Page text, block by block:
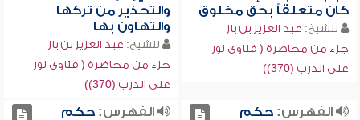
كان متعلقاً بحق مخلوق
للشيخ: عبد العزيز بن باز
جزء من محاضرة ( فتاوى نور
على الدرب (370))
والتحذير من تركها
والتهاون بها
للشيخ: عبد العزيز بن باز
جزء من محاضرة ( فتاوى نور
على الدرب (370))
الفهرس:حكم
الفهرس:حكم